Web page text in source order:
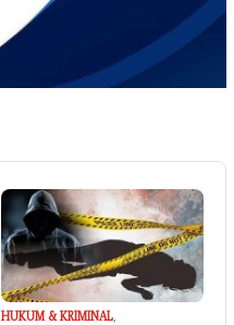
HUKUM & KRIMINAL